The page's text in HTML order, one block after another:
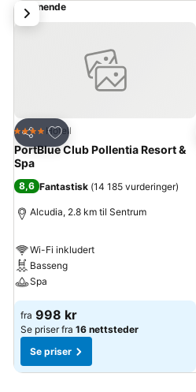
Lignende
Del
Legg til i favoritter
4 StjernerHotell
PortBlue Club Pollentia Resort &
Spa
8,6 Fantastisk (14 185 vurderinger)
Alcudia, 2.8 km til Sentrum
Wi-Fi inkludert
Basseng
Spa
fra 998 kr
Se priser fra 16 nettsteder
Se priser
Neste